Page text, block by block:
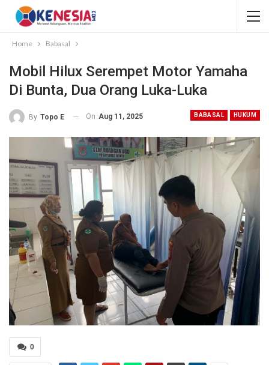
Home Babasal
Mobil Hilux Serempet Motor Yamaha
Di Bunta, Dua Orang Luka-Luka
BABASAL HUKUM
By Topo E On Aug 11, 2025
0